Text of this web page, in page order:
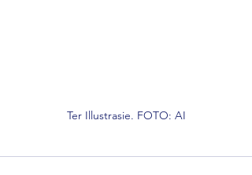
Ter Illustrasie. FOTO: AI